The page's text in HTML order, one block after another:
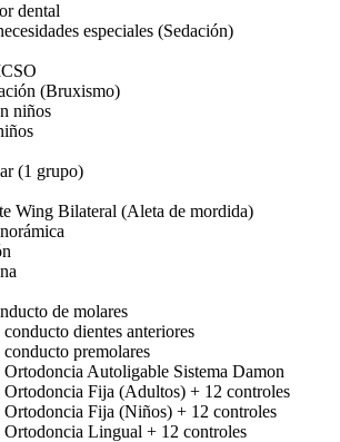
dental
especiales (Sedación)
(Bruxismo)
niños
(1 grupo)
Wing Bilateral (Aleta de mordida)
de molares
dientes anteriores
premolares
Ortodoncia Autoligable Sistema Damon
Ortodoncia Fija (Adultos) + 12 controles
Ortodoncia Fija (Niños) + 12 controles
Ortodoncia Lingual + 12 controles